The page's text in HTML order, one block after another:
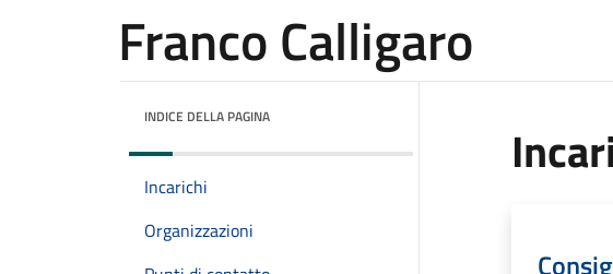
Franco Calligaro
INDICE DELLA PAGINA
Incarichi
Organizzazioni